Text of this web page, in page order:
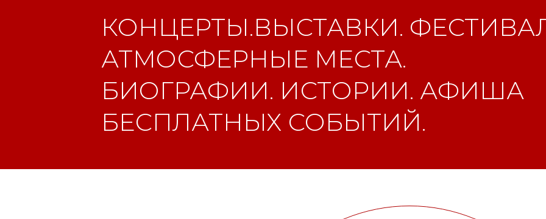
КОНЦЕРТЫ.ВЫСТАВКИ.
АТМОСФЕРНЫЕ МЕСТА.
БИОГРАФИИ. ИСТОРИИ. АФИША
БЕСПЛАТНЫХ СОБЫТИЙ.